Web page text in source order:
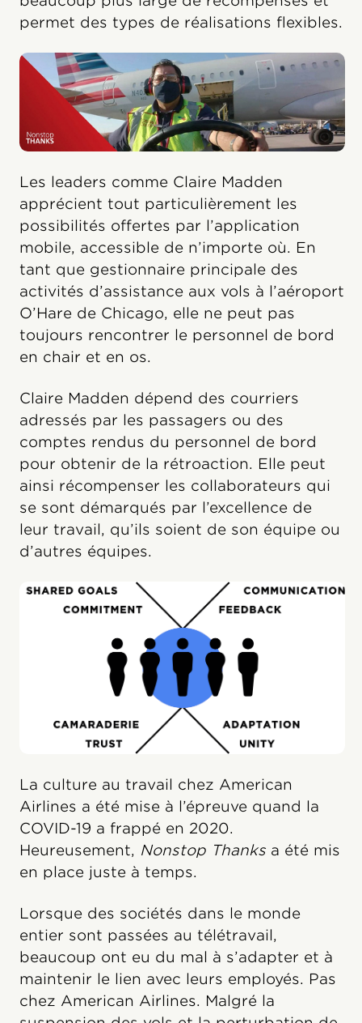
permet des types de réalisations flexibles.
Les leaders comme Claire Madden
apprécient tout particulièrement les
possibilités offertes par l’application
mobile, accessible de n’importe où. En
tant que gestionnaire principale des
activités d’assistance aux vols à l’aéroport
O’Hare de Chicago, elle ne peut pas
toujours rencontrer le personnel de bord
en chair et en os.
Claire Madden dépend des courriers
adressés par les passagers ou des
comptes rendus du personnel de bord
pour obtenir de la rétroaction. Elle peut
ainsi récompenser les collaborateurs qui
se sont démarqués par l’excellence de
leur travail, qu’ils soient de son équipe ou
d’autres équipes.
La culture au travail chez American
Airlines a été mise à l’épreuve quand la
COVID-19 a frappé en 2020.
Heureusement, Nonstop Thanks a été mis
en place juste à temps.
Lorsque des sociétés dans le monde
entier sont passées au télétravail,
beaucoup ont eu du mal à s’adapter et à
maintenir le lien avec leurs employés. Pas
chez American Airlines. Malgré la